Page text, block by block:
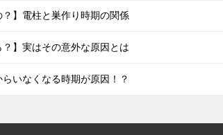
？】電柱と巣作り時期の関係
】実はその意外な原因とは
いなくなる時期が原因！？